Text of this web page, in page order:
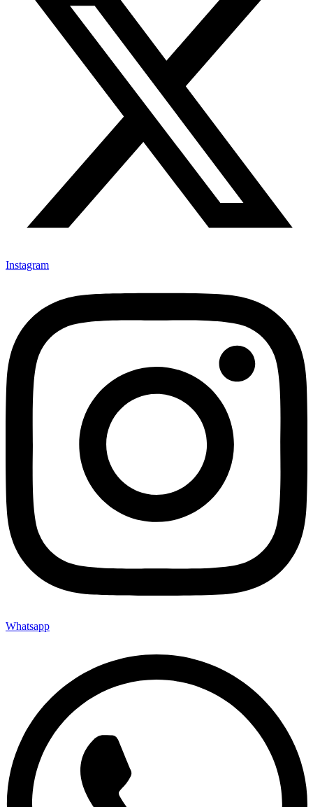
Instagram
Whatsapp